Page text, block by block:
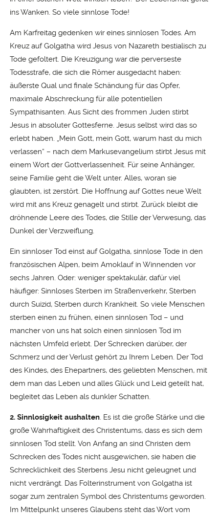
ins Wanken. So viele sinnlose Tode!
Am Karfreitag gedenken wir eines sinnlosen Todes. Am
Kreuz auf Golgatha wird Jesus von Nazareth bestialisch zu
Tode gefoltert. Die Kreuzigung war die perverseste
Todesstrafe, die sich die Römer ausgedacht haben:
äußerste Qual und finale Schändung für das Opfer,
maximale Abschreckung für alle potentiellen
Sympathisanten. Aus Sicht des frommen Juden stirbt
Jesus in absoluter Gottesferne. Jesus selbst wird das so
erlebt haben. „Mein Gott, mein Gott, warum hast du mich
verlassen“ – nach dem Markusevangelium stirbt Jesus mit
einem Wort der Gottverlassenheit. Für seine Anhänger,
seine Familie geht die Welt unter. Alles, woran sie
glaubten, ist zerstört. Die Hoffnung auf Gottes neue Welt
wird mit ans Kreuz genagelt und stirbt. Zurück bleibt die
dröhnende Leere des Todes, die Stille der Verwesung, das
Dunkel der Verzweiflung.
Ein sinnloser Tod einst auf Golgatha, sinnlose Tode in den
französischen Alpen, beim Amoklauf in Winnenden vor
sechs Jahren. Oder: weniger spektakulär, dafür viel
häufiger: Sinnloses Sterben im Straßenverkehr, Sterben
durch Suizid, Sterben durch Krankheit. So viele Menschen
sterben einen zu frühen, einen sinnlosen Tod – und
mancher von uns hat solch einen sinnlosen Tod im
nächsten Umfeld erlebt. Der Schrecken darüber, der
Schmerz und der Verlust gehört zu Ihrem Leben. Der Tod
des Kindes, des Ehepartners, des geliebten Menschen, mit
dem man das Leben und alles Glück und Leid geteilt hat,
begleitet das Leben als dunkler Schatten.
2. Sinnlosigkeit aushalten. Es ist die große Stärke und die
große Wahrhaftigkeit des Christentums, dass es sich dem
sinnlosen Tod stellt. Von Anfang an sind Christen dem
Schrecken des Todes nicht ausgewichen, sie haben die
Schrecklichkeit des Sterbens Jesu nicht geleugnet und
nicht verdrängt. Das Folterinstrument von Golgatha ist
sogar zum zentralen Symbol des Christentums geworden.
Im Mittelpunkt unseres Glaubens steht das Wort vom